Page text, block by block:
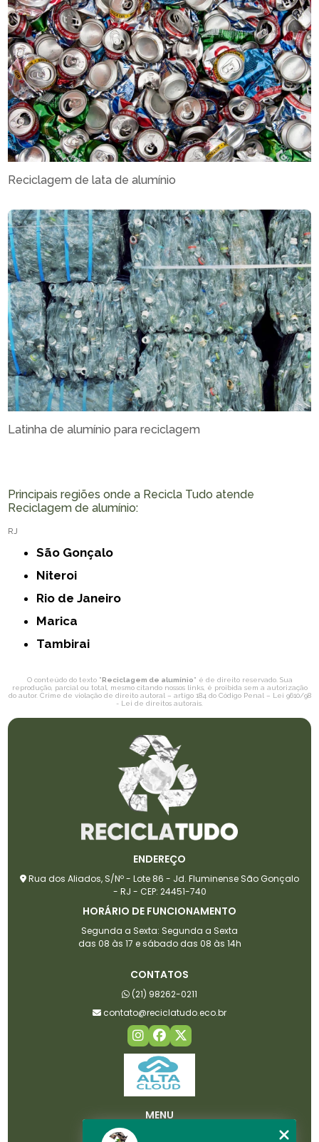
Reciclagem de lata de alumínio
Latinha de alumínio para reciclagem
Principais regiões onde a Recicla Tudo atende
Reciclagem de alumínio:
RJ
São Gonçalo
Niteroi
Rio de Janeiro
Marica
Tambirai
O conteúdo do texto "Reciclagem de alumínio" é de direito reservado. Sua
reprodução, parcial ou total, mesmo citando nossos links, é proibida sem a autorização
do autor. Crime de violação de direito autoral – artigo 184 do Código Penal – Lei 9610/98
- Lei de direitos autorais.
ENDEREÇO
Rua dos Aliados, S/Nº - Lote 86 - Jd. Fluminense São Gonçalo
- RJ - CEP: 24451-740
HORÁRIO DE FUNCIONAMENTO
Segunda a Sexta: Segunda a Sexta
das 08 às 17 e sábado das 08 às 14h
CONTATOS
(21) 98262-0211
contato@reciclatudo.eco.br
MENU